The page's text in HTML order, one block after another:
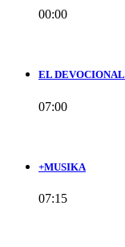
00:00
EL DEVOCIONAL
07:00
+MUSIKA
07:15